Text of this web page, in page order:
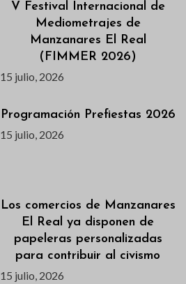
V Festival Internacional de
Mediometrajes de
Manzanares El Real
(FIMMER 2026)
15 julio, 2026
Programación Prefiestas 2026
15 julio, 2026
Los comercios de Manzanares
El Real ya disponen de
papeleras personalizadas
para contribuir al civismo
15 julio, 2026